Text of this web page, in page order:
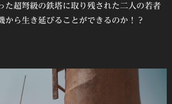
た超弩級の鉄塔に取り残された二人の若者
から生き延びることができるのか！？